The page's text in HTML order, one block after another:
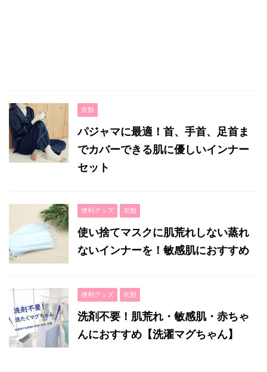
衣類
パジャマに最適！首、手首、足首ま
でカバーできる肌に優しいインナー
セット
便利グッズ 衣類
使い捨てマスクに肌荒れしない蒸れ
ないインナーを！敏感肌におすすめ
便利グッズ 衣類
洗剤不要！肌荒れ・敏感肌・赤ちゃ
んにおすすめ【洗濯マグちゃん】